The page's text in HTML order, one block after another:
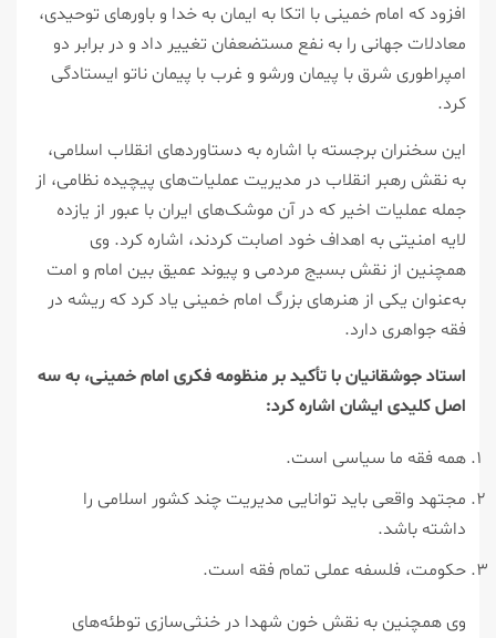
افزود که امام خمینی با اتکا به ایمان به خدا و باورهای توحیدی،
معادلات جهانی را به نفع مستضعفان تغییر داد و در برابر دو
امپراطوری شرق با پیمان ورشو و غرب با پیمان ناتو ایستادگی
کرد.
این سخنران برجسته با اشاره به دستاوردهای انقلاب اسلامی،
به نقش رهبر انقلاب در مدیریت عملیات‌های پیچیده نظامی، از
جمله عملیات اخیر که در آن موشک‌های ایران با عبور از یازده
لایه امنیتی به اهداف خود اصابت کردند، اشاره کرد. وی
همچنین از نقش بسیج مردمی و پیوند عمیق بین امام و امت
به‌عنوان یکی از هنرهای بزرگ امام خمینی یاد کرد که ریشه در
فقه جواهری دارد.
استاد جوشقانیان با تأکید بر منظومه فکری امام خمینی، به سه
اصل کلیدی ایشان اشاره کرد:
همه فقه ما سیاسی است.
مجتهد واقعی باید توانایی مدیریت چند کشور اسلامی را
داشته باشد.
حکومت، فلسفه عملی تمام فقه است.
وی همچنین به نقش خون شهدا در خنثی‌سازی توطئه‌های